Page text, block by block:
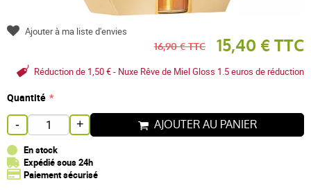
16,90 € TTC 15,40 € TTC
Réduction de 1,50 € - Nuxe Rêve de Miel Gloss 1.5 euros de réduction
Quantité
- + AJOUTER AU PANIER
En stock
Expédié sous 24h
Paiement sécurisé
Ajouter à ma liste d'envies